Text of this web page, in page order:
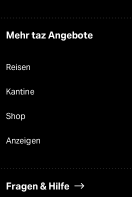
Mehr taz Angebote
Reisen
Kantine
Shop
Anzeigen
Fragen & Hilfe